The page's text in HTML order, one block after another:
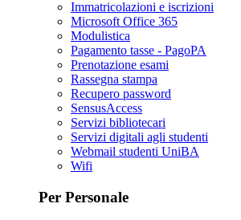
Immatricolazioni e iscrizioni
Microsoft Office 365
Modulistica
Pagamento tasse - PagoPA
Prenotazione esami
Rassegna stampa
Recupero password
SensusAccess
Servizi bibliotecari
Servizi digitali agli studenti
Webmail studenti UniBA
Wifi
Per Personale